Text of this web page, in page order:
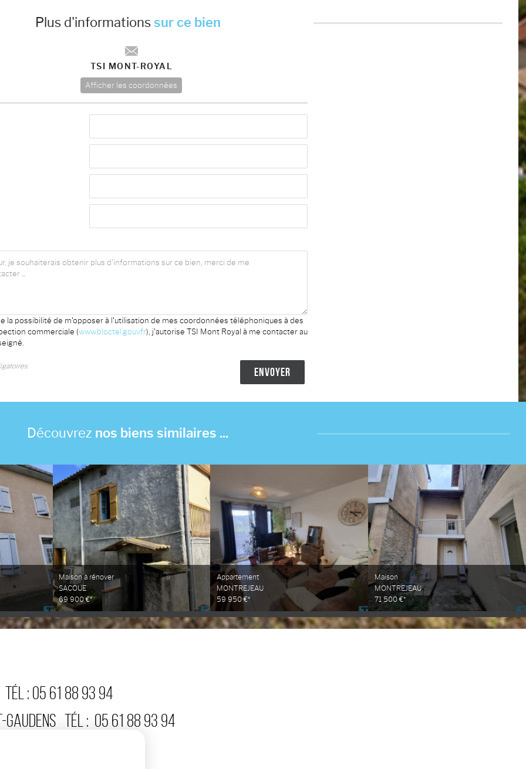
Plus d'informationssur ce bien
TSI MONT-ROYAL
Afficher les coordonnées
la possibilité de m'opposer à l'utilisation de mes coordonnées téléphoniques à des
commerciale (www.bloctel.gouv.fr), j'autorise TSI Mont Royal à me contacter au
Découvrez nos biens similaires ...
Maison à rénover
SACOUE
69 900 €*
Appartement
MONTREJEAU
59 950 €*
Maison
MONTREJEAU
71 500 €*
TÉL : 05 61 88 93 94
GAUDENS TÉL : 05 61 88 93 94